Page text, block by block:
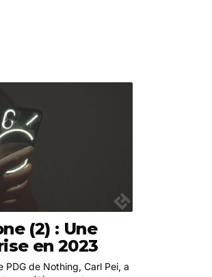
(2) : Une
en 2023
PDG de Nothing, Carl Pei, a